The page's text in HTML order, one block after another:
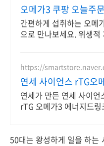
오메가3 쿠팡 오늘주
간편하게 섭취하는 오메
으로 만나보세요. 위생
https://
연세 사이언스 rTG오
8/3~8/9 에너지충전
연세가 만든 연세 사이언
rTG 오메가3 에너지드
50대는 왕성하게 일을 하는